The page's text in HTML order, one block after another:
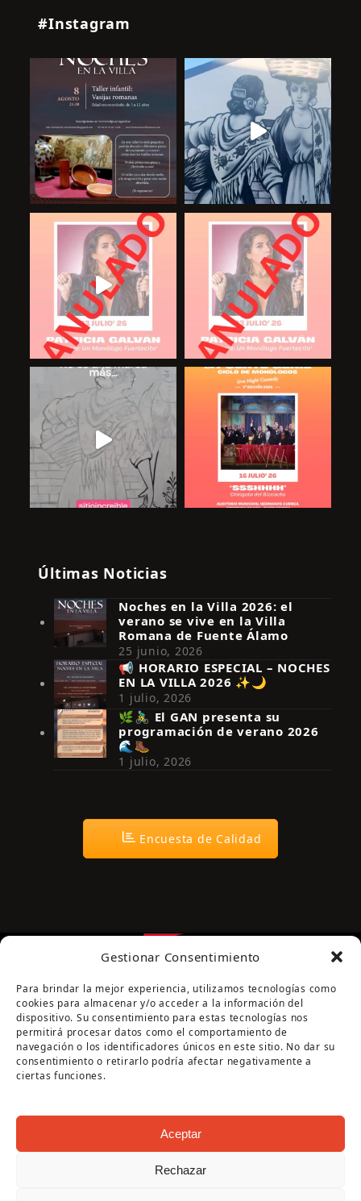
Gestionar Consentimiento
Para brindar la mejor experiencia, utilizamos tecnologías como
cookies para almacenar y/o acceder a la información del
dispositivo. Su consentimiento para estas tecnologías nos
permitirá procesar datos como el comportamiento de
navegación o los identificadores únicos en este sitio. No dar su
consentimiento o retirarlo podría afectar negativamente a
ciertas funciones.
Aceptar
Rechazar
#Instagram
Síguenos en Instagram
Últimas Noticias
Noches en la Villa 2026: el
verano se vive en la Villa
Romana de Fuente Álamo
25 junio, 2026
📢 HORARIO ESPECIAL – NOCHES
EN LA VILLA 2026 ✨🌙
1 julio, 2026
🌿🚴‍♂️ El GAN presenta su
programación de verano 2026
🌊🥾
1 julio, 2026
Encuesta de Calidad
Página cofinanciada por la Diputación de Córdoba